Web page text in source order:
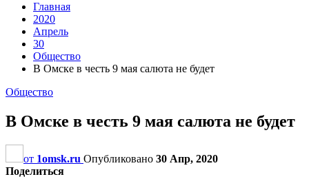
Главная
2020
Апрель
30
Общество
В Омске в честь 9 мая салюта не будет
Общество
В Омске в честь 9 мая салюта не будет
от 1omsk.ru Опубликовано 30 Апр, 2020
Поделиться